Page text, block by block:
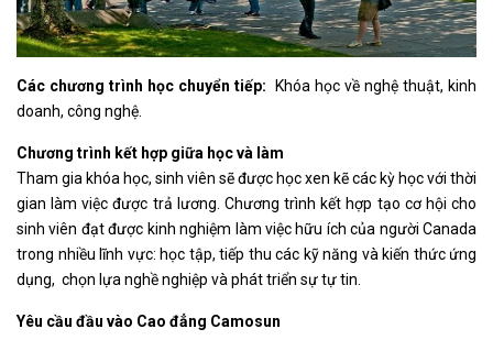
Các chương trình học chuyển tiếp: Khóa học về nghệ thuật, kinh
doanh, công nghệ.
Chương trình kết hợp giữa học và làm
Tham gia khóa học, sinh viên sẽ được học xen kẽ các kỳ học với thời
gian làm việc được trả lương. Chương trình kết hợp tạo cơ hội cho
sinh viên đạt được kinh nghiệm làm việc hữu ích của người Canada
trong nhiều lĩnh vực: học tập, tiếp thu các kỹ năng và kiến thức ứng
dụng, chọn lựa nghề nghiệp và phát triển sự tự tin.
Yêu cầu đầu vào Cao đẳng Camosun